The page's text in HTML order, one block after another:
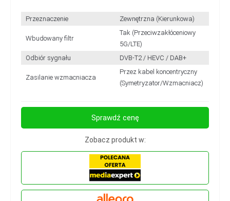
Przeznaczenie Zewnętrzna (Kierunkowa)
Wbudowany filtr
Tak (Przeciwzakłóceniowy
5G/LTE)
Odbiór sygnału
DVB-T2 / HEVC / DAB+
Zasilanie wzmacniacza
Przez kabel koncentryczny
(Symetryzator/Wzmacniacz)
Sprawdź cenę
Zobacz produkt w: